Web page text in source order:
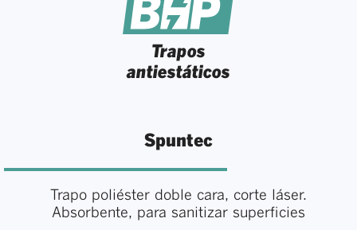
Trapos
antiestáticos
Spuntec
Trapo poliéster doble cara, corte láser.
Absorbente, para sanitizar superficies